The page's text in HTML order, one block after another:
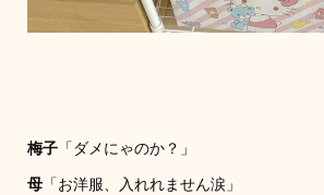
梅子「ダメにゃのか？」
母「お洋服、入れれません涙」